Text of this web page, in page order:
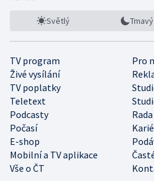
Světlý Tmavý
TV program
Pro
Živé vysílání
TV poplatky
Teletext
Podcasty
Počasí
E-shop
Mobilní a TV aplikace
Vše o ČT